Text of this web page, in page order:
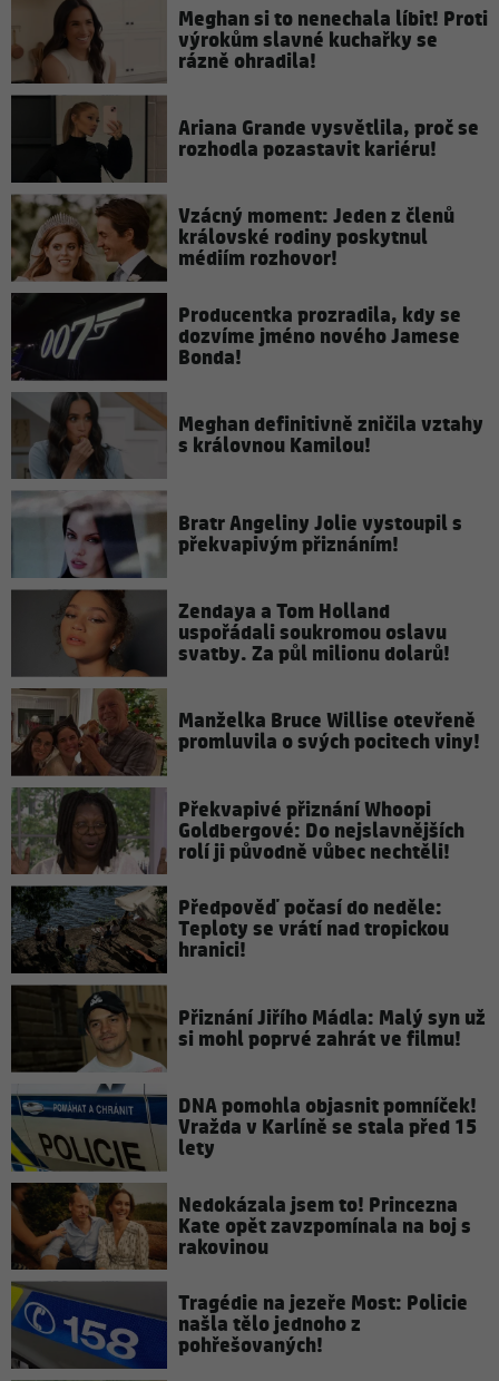
Meghan si to nenechala líbit! Proti
výrokům slavné kuchařky se
rázně ohradila!
Ariana Grande vysvětlila, proč se
rozhodla pozastavit kariéru!
Vzácný moment: Jeden z členů
královské rodiny poskytnul
médiím rozhovor!
Producentka prozradila, kdy se
dozvíme jméno nového Jamese
Bonda!
Meghan definitivně zničila vztahy
s královnou Kamilou!
Bratr Angeliny Jolie vystoupil s
překvapivým přiznáním!
Zendaya a Tom Holland
uspořádali soukromou oslavu
svatby. Za půl milionu dolarů!
Manželka Bruce Willise otevřeně
promluvila o svých pocitech viny!
Překvapivé přiznání Whoopi
Goldbergové: Do nejslavnějších
rolí ji původně vůbec nechtěli!
Předpověď počasí do neděle:
Teploty se vrátí nad tropickou
hranici!
Přiznání Jiřího Mádla: Malý syn už
si mohl poprvé zahrát ve filmu!
DNA pomohla objasnit pomníček!
Vražda v Karlíně se stala před 15
lety
Nedokázala jsem to! Princezna
Kate opět zavzpomínala na boj s
rakovinou
Tragédie na jezeře Most: Policie
našla tělo jednoho z
pohřešovaných!